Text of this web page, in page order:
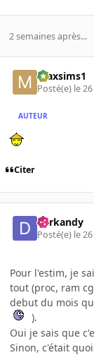
2 semaines après...
maxsims1
Posté(e) le
AUTEUR
Citer
darkandy
Posté(e) le
Pour l'estim, je
tout (proc, ram
debut du mois
).
Oui je sais que
Sinon, c'était